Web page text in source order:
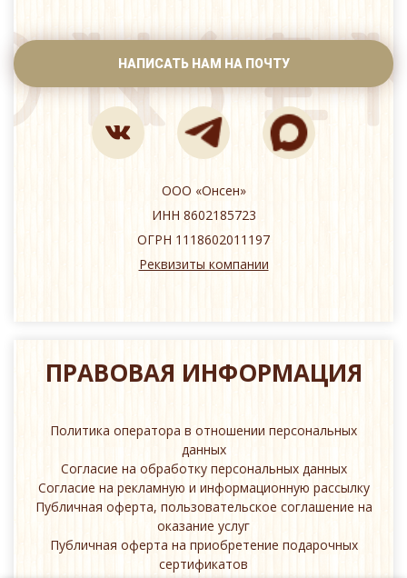
НАПИСАТЬ НАМ НА ПОЧТУ
ООО «Онсен»
ИНН 8602185723
ОГРН 1118602011197
Реквизиты компании
ПРАВОВАЯ ИНФОРМАЦИЯ
Политика оператора в отношении персональных
данных
Согласие на обработку персональных данных
Согласие на рекламную и информационную рассылку
Публичная оферта, пользовательское соглашение на
оказание услуг
Публичная оферта на приобретение подарочных
сертификатов